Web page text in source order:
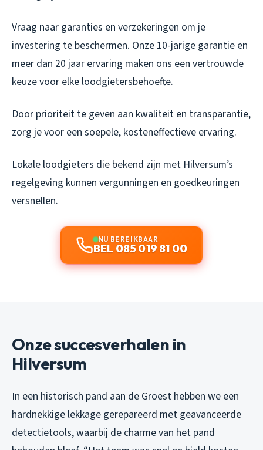
Vraag naar garanties en verzekeringen om je
investering te beschermen. Onze 10-jarige garantie en
meer dan 20 jaar ervaring maken ons een vertrouwde
keuze voor elke loodgietersbehoefte.
Door prioriteit te geven aan kwaliteit en transparantie,
zorg je voor een soepele, kosteneffectieve ervaring.
Lokale loodgieters die bekend zijn met Hilversum’s
regelgeving kunnen vergunningen en goedkeuringen
versnellen.
NU BEREIKBAAR
BEL 085 019 81 00
Onze succesverhalen in
Hilversum
In een historisch pand aan de Groest hebben we een
hardnekkige lekkage gerepareerd met geavanceerde
detectietools, waarbij de charme van het pand